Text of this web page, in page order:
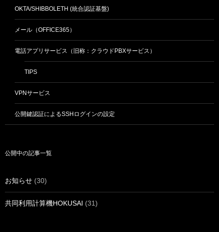
OKTA/SHIBBOLETH (統合認証基盤)
メール（OFFICE365）
電話アプリサービス（旧称：クラウドPBXサービス）
TIPS
VPNサービス
公開鍵認証によるSSHログインの設定
公開中の記事一覧
お知らせ (30)
共同利用計算機HOKUSAI (31)